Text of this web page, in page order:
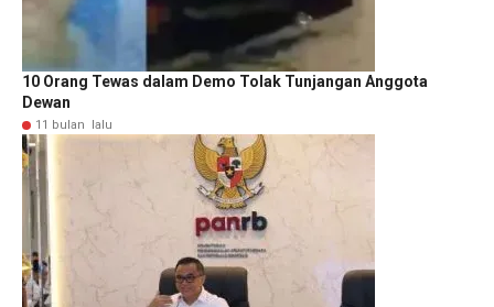
10 Orang Tewas dalam Demo Tolak Tunjangan Anggota
Dewan
11 bulan lalu